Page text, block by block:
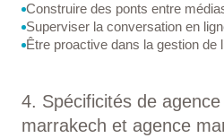
Construire des ponts entre
Superviser la conversation en
Être proactive dans la gestion de
4. Spécificités de
marrakech et agence